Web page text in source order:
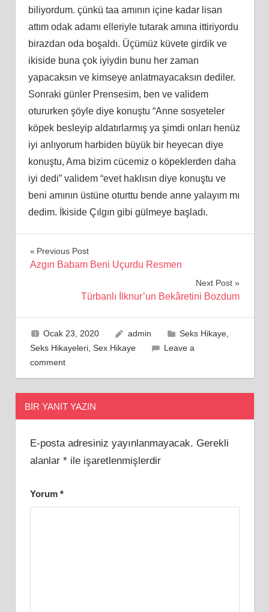
biliyordum. çünkü taa amının içine kadar lisan
attım odak adamı elleriyle tutarak amına ittiriyordu
birazdan oda boşaldı. Üçümüz küvete girdik ve
ikiside buna çok iyiydin bunu her zaman
yapacaksın ve kimseye anlatmayacaksın dediler.
Sonraki günler Prensesim, ben ve validem
otururken şöyle diye konuştu “Anne sosyeteler
köpek besleyip aldatırlarmış ya şimdi onları henüz
iyi anlıyorum harbiden büyük bir heyecan diye
konuştu, Ama bizim cücemiz o köpeklerden daha
iyi dedi” validem “evet haklısın diye konuştu ve
beni amının üstüne oturttu bende anne yalayım mı
dedim. İkiside Çılgın gibi gülmeye başladı.
Yazı
Previous Post
Azgın Babam Beni Uçurdu Resmen
Next Post
Türbanlı İlknur’un Bekâretini Bozdum
Ocak 23, 2020 admin Seks Hikaye
Seks Hikayeleri, Sex Hikaye
Leave a
comment
BIR YANIT YAZIN
E-posta adresiniz yayınlanmayacak. Gerekli
alanlar *ile işaretlenmişlerdir
Yorum *